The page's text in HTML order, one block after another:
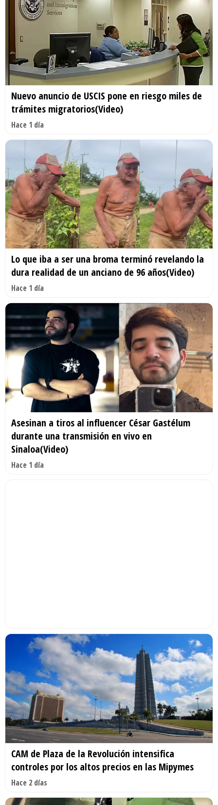
Nuevo anuncio de USCIS pone en riesgo miles de
trámites migratorios(Video)
Hace 1 día
Lo que iba a ser una broma terminó revelando la
dura realidad de un anciano de 96 años(Video)
Hace 1 día
Asesinan a tiros al influencer César Gastélum
durante una transmisión en vivo en
Sinaloa(Video)
Hace 1 día
CAM de Plaza de la Revolución intensifica
controles por los altos precios en las Mipymes
Hace 2 días